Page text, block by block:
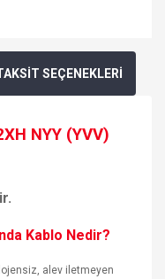
SEÇENEKLERİ
NYY (YVV)
Kablo Nedir?
alev iletmeyen